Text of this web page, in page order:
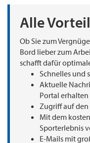
Alle
Ob Sie zum
Bord lieber zum
schafft dafür
Schnelles und
Aktuelle
Portal erhalten
Zugriff auf den
Mit dem
Sporterlebnis
E-Mails mit